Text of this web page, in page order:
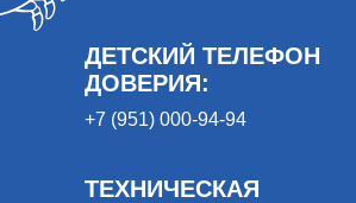
ДЕТСКИЙ ТЕЛЕФОН
ДОВЕРИЯ:
+7 (951) 000-94-94
ТЕХНИЧЕСКАЯ